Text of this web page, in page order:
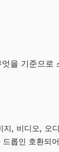
을 기준으로
, 비디오, 오
롭인 호환되